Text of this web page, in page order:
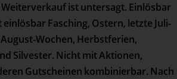
ist untersagt. Einlösbar
einlösbar Fasching, Ostern, letzte Juli-
Wochen, Herbstferien,
Silvester. Nicht mit Aktionen,
Gutscheinen kombinierbar. Nach